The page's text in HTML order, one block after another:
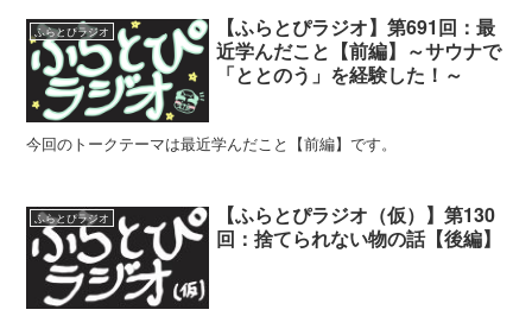
ふらとぴラジオ
【ふらとぴラジオ】第691回：最
近学んだこと【前編】～サウナで
「ととのう」を経験した！～
今回のトークテーマは最近学んだこと【前編】です。
ふらとぴラジオ
【ふらとぴラジオ（仮）】第130
回：捨てられない物の話【後編】